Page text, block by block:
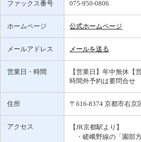
ファックス番号 075-950-0806
ホームページ 公式ホームページ
メールアドレス メールを送る
営業日・時間
【営業日】年中無休
時間外予約は要問合せ
住所 〒616-8374 京都市右京
アクセス
【JR京都駅より】
・嵯峨野線の「園部